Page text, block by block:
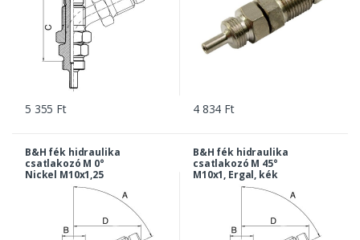
5 355 Ft 4 834 Ft
B&H fék hidraulika
csatlakozó M 0°
Nickel M10x1,25
B&H fék hidraulika
csatlakozó M 45°
M10x1, Ergal, kék